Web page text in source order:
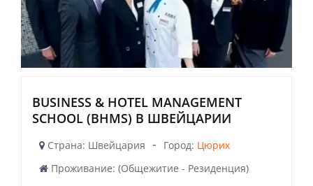
BUSINESS & HOTEL MANAGEMENT
SCHOOL (BHMS) В ШВЕЙЦАРИИ
Страна: Швейцария - Город: Цюрих
Проживание: (Общежитие - Резиденция)